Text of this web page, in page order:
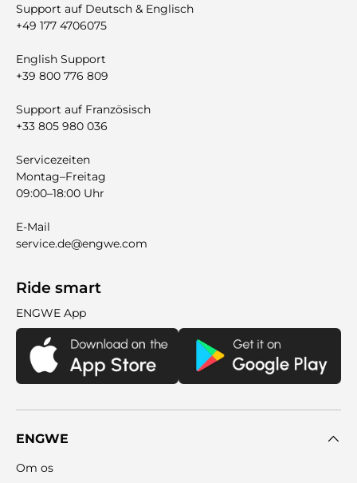
Support auf Deutsch & Englisch
+49 177 4706075
English Support
+39 800 776 809
Support auf Französisch
+33 805 980 036
Servicezeiten
Montag–Freitag
09:00–18:00 Uhr
E-Mail
service.de@engwe.com
Ride smart
ENGWE App
ENGWE
Om os